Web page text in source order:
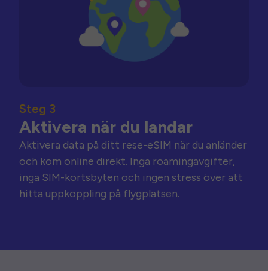
Steg 3
Aktivera när du landar
Aktivera data på ditt rese-eSIM när du anländer
och kom online direkt. Inga roamingavgifter,
inga SIM-kortsbyten och ingen stress över att
hitta uppkoppling på flygplatsen.